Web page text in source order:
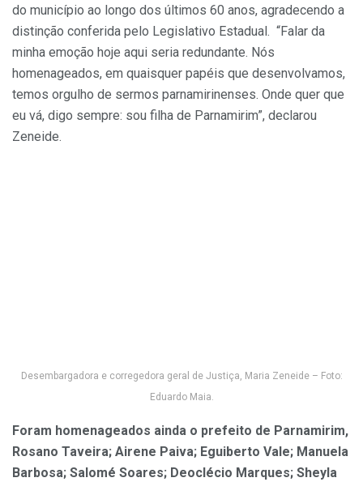
do município ao longo dos últimos 60 anos, agradecendo a
distinção conferida pelo Legislativo Estadual. “Falar da
minha emoção hoje aqui seria redundante. Nós
homenageados, em quaisquer papéis que desenvolvamos,
temos orgulho de sermos parnamirinenses. Onde quer que
eu vá, digo sempre: sou filha de Parnamirim”, declarou
Zeneide.
Desembargadora e corregedora geral de Justiça, Maria Zeneide – Foto:
Eduardo Maia.
Foram homenageados ainda o prefeito de Parnamirim,
Rosano Taveira; Airene Paiva; Eguiberto Vale; Manuela
Barbosa; Salomé Soares; Deoclécio Marques; Sheyla